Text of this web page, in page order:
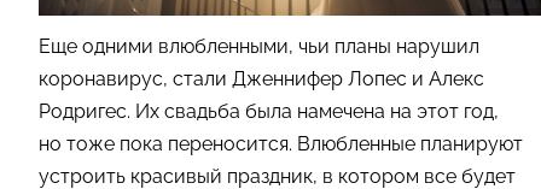
Еще одними влюбленными, чьи планы нарушил
коронавирус, стали Дженнифер Лопес и Алекс
Родригес. Их свадьба была намечена на этот год,
но тоже пока переносится. Влюбленные планируют
устроить красивый праздник, в котором все будет